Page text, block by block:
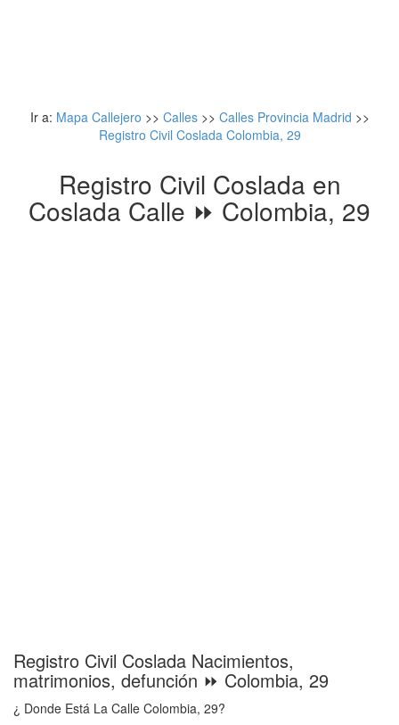
Ir a: Mapa Callejero >> Calles >> Calles Provincia Madrid >>
Registro Civil Coslada Colombia, 29
Registro Civil Coslada en
Coslada Calle ⏩ Colombia, 29
Registro Civil Coslada Nacimientos,
matrimonios, defunción ⏩ Colombia, 29
¿ Donde Está La Calle Colombia, 29?